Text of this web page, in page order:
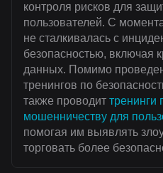
контроля рисков для
пользователей. С
не сталкивалась с
безопасностью, включая
данных. Помимо
тренингов по
также проводит тренинги
мошенничеству для
помогая им выявлять
торговать более